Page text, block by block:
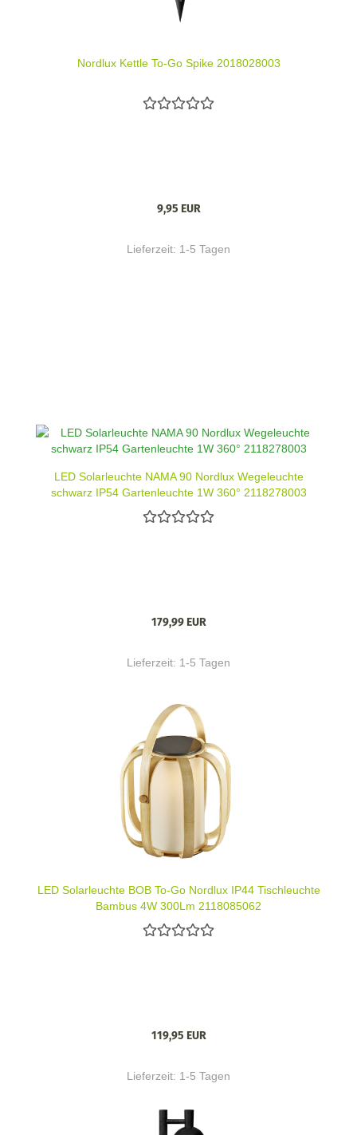
Nordlux Kettle To-Go Spike 2018028003
9,95 EUR
Lieferzeit: 1-5 Tagen
LED Solarleuchte NAMA 90 Nordlux Wegeleuchte
schwarz IP54 Gartenleuchte 1W 360° 2118278003
179,99 EUR
Lieferzeit: 1-5 Tagen
LED Solarleuchte BOB To-Go Nordlux IP44 Tischleuchte
Bambus 4W 300Lm 2118085062
119,95 EUR
Lieferzeit: 1-5 Tagen